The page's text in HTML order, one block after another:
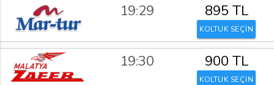
19:29 895 TL
KOLTUK SEÇİN
19:30 900 TL
KOLTUK SEÇİN